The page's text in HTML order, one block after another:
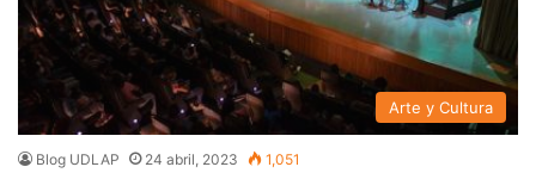
Arte y Cultura
Blog UDLAP 24 abril, 2023 1,051